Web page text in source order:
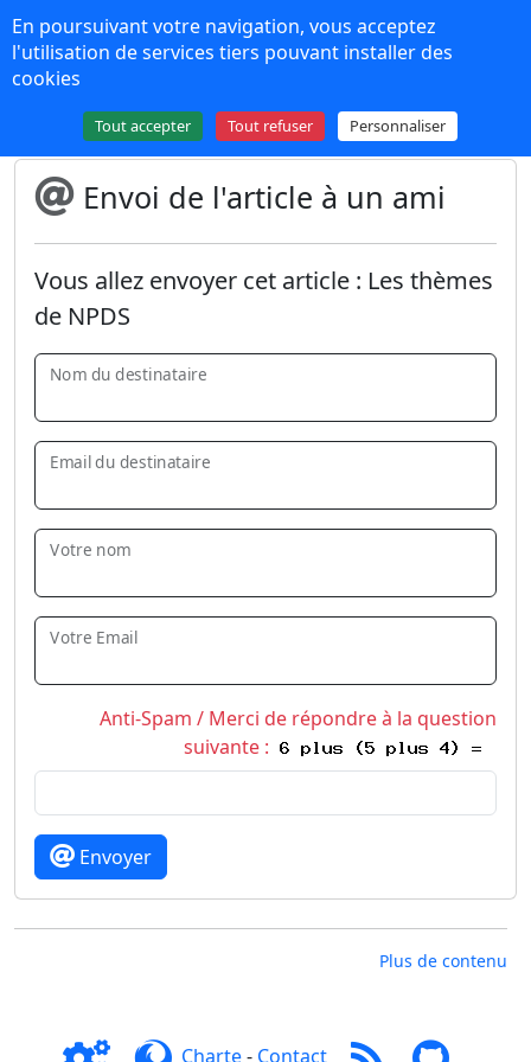
NPDS 16
Plus de contenu
Envoi de l'article à un ami
Vous allez envoyer cet article : Les thèmes
de NPDS
Nom du destinataire
Email du destinataire
Votre nom
Votre Email
Anti-Spam / Merci de répondre à la question
suivante :
Envoyer
Plus de contenu
Charte- Contact
Panneau de gestion des cookies
En poursuivant votre navigation, vous acceptez
l'utilisation de services tiers pouvant installer des
cookies
Tout accepter Tout refuser Personnaliser